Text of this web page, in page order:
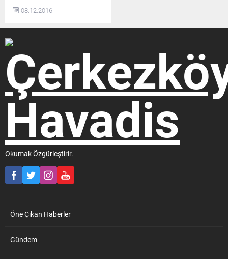
Kent Konseyi Yönetim Kurulu
Çerkezköy İlçe Kaymakamı
Metin Kubiay’ı makamında
ziyaret ederek plaket takdim
etti. PLAKET TAKDİM
ETTİLER Kaymakam
Kubilay’a yeni görev yerinin
bulunan Kent Konseyi
Başkanı Funda...
08.12.2016
Okumak Özgürleştirir.
Öne Çıkan Haberler
Gündem